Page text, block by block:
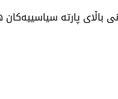
باڵای پارته‌ سیاسییه‌كان